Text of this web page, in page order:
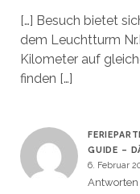
[…] Besuch bietet
dem Leuchtturm
Kilometer auf
finden […]
GUIDE –
6. Februar
Antworten